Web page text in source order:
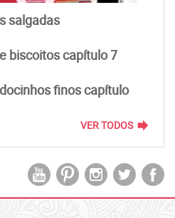
salgadas
biscoitos capítulo 7
finos capítulo
VER TODOS forward